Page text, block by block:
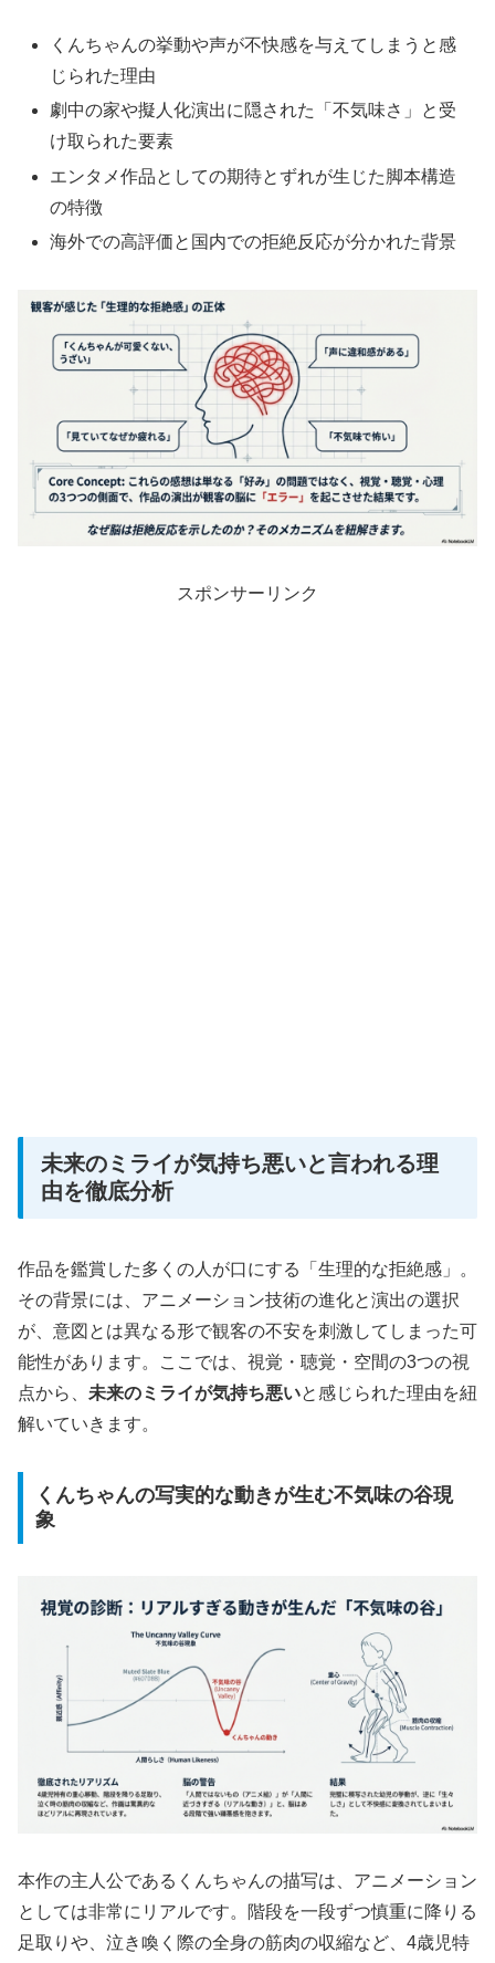
くんちゃんの挙動や声が不快感を与えてしまうと感
じられた理由
劇中の家や擬人化演出に隠された「不気味さ」と受
け取られた要素
エンタメ作品としての期待とずれが生じた脚本構造
の特徴
海外での高評価と国内での拒絶反応が分かれた背景
スポンサーリンク
未来のミライが気持ち悪いと言われる理
由を徹底分析
作品を鑑賞した多くの人が口にする「生理的な拒絶感」。
その背景には、アニメーション技術の進化と演出の選択
が、意図とは異なる形で観客の不安を刺激してしまった可
能性があります。ここでは、視覚・聴覚・空間の3つの視
点から、 未来のミライが気持ち悪いと感じられた理由を紐
解いていきます。
くんちゃんの写実的な動きが生む不気味の谷現
象
本作の主人公であるくんちゃんの描写は、アニメーション
としては非常にリアルです。階段を一段ずつ慎重に降りる
足取りや、泣き喚く際の全身の筋肉の収縮など、4歳児特